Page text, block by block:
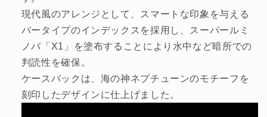
現代風のアレンジとして、スマートな印象を与える
バータイプのインデックスを採用し、スーパールミ
ノバ「X1」を塗布することにより水中など暗所での
判読性を確保。
ケースバックは、海の神ネプチューンのモチーフを
刻印したデザインに仕上げました。